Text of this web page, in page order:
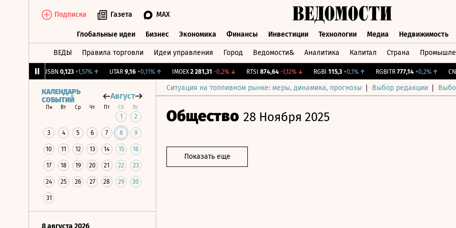
Подписка Газета MAX
Глобальные идеи Бизнес Экономика Финансы Инвестиции Технологии Медиа Недвижимость
ВЕДЫ Правила торговли Идеи управления Город Ведомости& Аналитика Капитал Страна
USBN 0,123 +1,57%↑ UTAR 9,16 +0,11%↑ IMOEX 2 281,31 -0,2%↓ RTSI 874,64 -1,12%↓ RGBI 115,3 +0,1%↑ RGBITR 777,14 +0,2%↑ CNY
Ситуация на топливном рынке: меры, динамика, прогнозы Выбор редакции
КАЛЕНДАРЬ
СОБЫТИЙ
Август
Пн Вт Ср Чт Пт Сб Вс
1 2
3 4 5 6 7 8 9
10 11 12 13 14 15 16
17 18 19 20 21 22 23
24 25 26 27 28 29 30
31
8 августа 2026
Общество 28 Ноября 2025
Показать еще